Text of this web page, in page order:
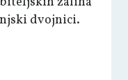
dvojnici.